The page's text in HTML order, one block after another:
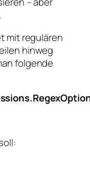
mit regulären
hinweg
folgende